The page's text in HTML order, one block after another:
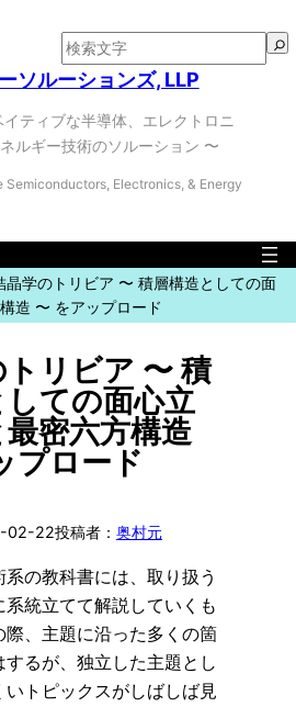
ソルーションズ, LLP
検
索
イティブな半導体、エレクトロニ
ルギー技術のソルーション 〜
Semiconductors, Electronics, & Energy
晶学のトリビア 〜 積層構造としての面
造 〜 をアップロード
リビア 〜 積
しての面心立
密六方構造
プロード
02-22 奥村元
の教科書には、取り扱う
統立てて解説していくも
際、主題に沿った多くの箇
するが、独立した主題とし
トピックスがしばしば見